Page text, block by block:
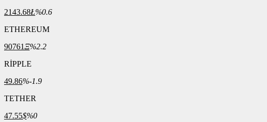
2143.68Ł%0.6
ETHEREUM
90761Ξ%2.2
RİPPLE
49.86%-1.9
TETHER
47.55$%0